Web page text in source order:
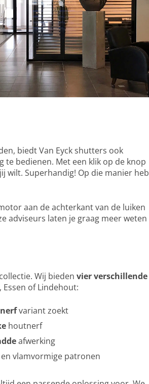
biedt Van Eyck shutters ook
bedienen. Met een klik op de knop
wilt. Superhandig! Op die manier heb
aan de achterkant van de luiken
adviseurs laten je graag meer weten
Wij bieden vier verschillende
of Lindehout:
variant zoekt
houtnerf
afwerking
vlamvormige patronen